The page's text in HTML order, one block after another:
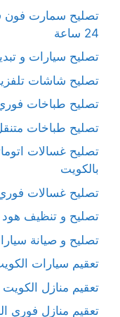
تصليح سمارت فون
24 ساعة
تصليح سيارات و تبديل
تصليح شاشات
تصليح طباخات
تصليح طباخات
تصليح غسالات
بالكويت
تصليح غسالات
تصليح و تنظيف
تصليح و صيانة
تعقيم سيارات
تعقيم منازل الكويت
تعقيم منازل فوري